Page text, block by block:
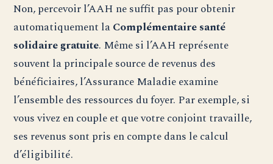
Non, percevoir l’AAH ne suffit pas pour obtenir
automatiquement laComplémentaire santé
solidaire gratuite. Même si l’AAH représente
souvent la principale source de revenus des
bénéficiaires, l’Assurance Maladie examine
l’ensemble des ressources du foyer. Par exemple, si
vous vivez en couple et que votre conjoint travaille,
ses revenus sont pris en compte dans le calcul
d’éligibilité.